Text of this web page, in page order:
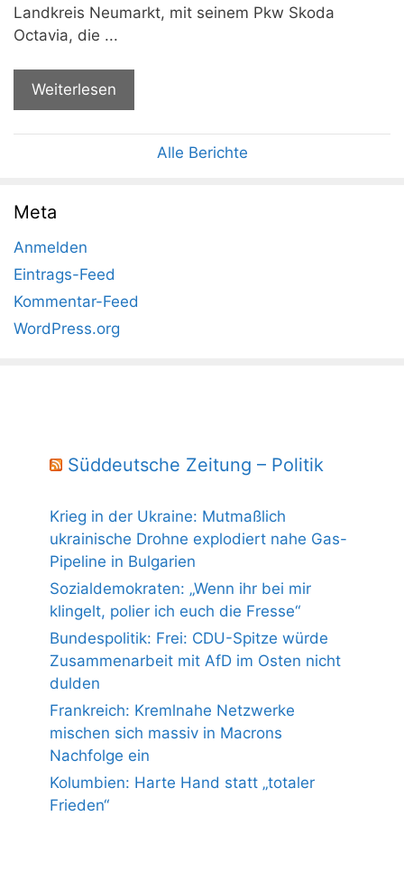
Landkreis Neumarkt, mit seinem Pkw Skoda
Octavia, die ...
Weiterlesen
Alle Berichte
Meta
Anmelden
Eintrags-Feed
Kommentar-Feed
WordPress.org
Süddeutsche Zeitung – Politik
Krieg in der Ukraine: Mutmaßlich
ukrainische Drohne explodiert nahe Gas-
Pipeline in Bulgarien
Sozialdemokraten: „Wenn ihr bei mir
klingelt, polier ich euch die Fresse“
Bundespolitik: Frei: CDU-Spitze würde
Zusammenarbeit mit AfD im Osten nicht
dulden
Frankreich: Kremlnahe Netzwerke
mischen sich massiv in Macrons
Nachfolge ein
Kolumbien: Harte Hand statt „totaler
Frieden“